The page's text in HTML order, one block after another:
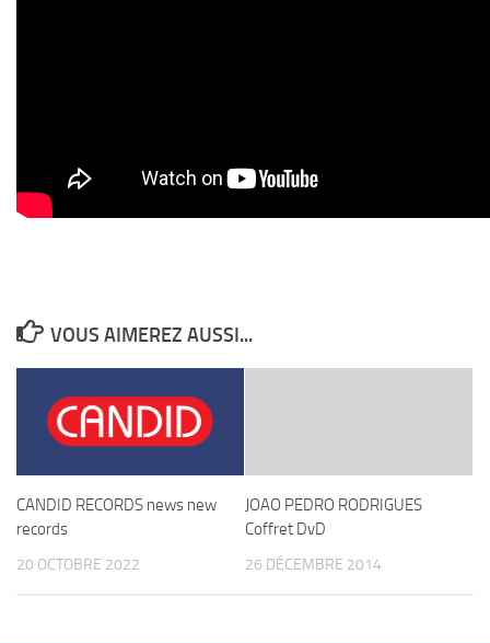
VOUS AIMEREZ AUSSI...
CANDID RECORDS news new
records
20 OCTOBRE 2022
JOAO PEDRO RODRIGUES
Coffret DvD
26 DÉCEMBRE 2014